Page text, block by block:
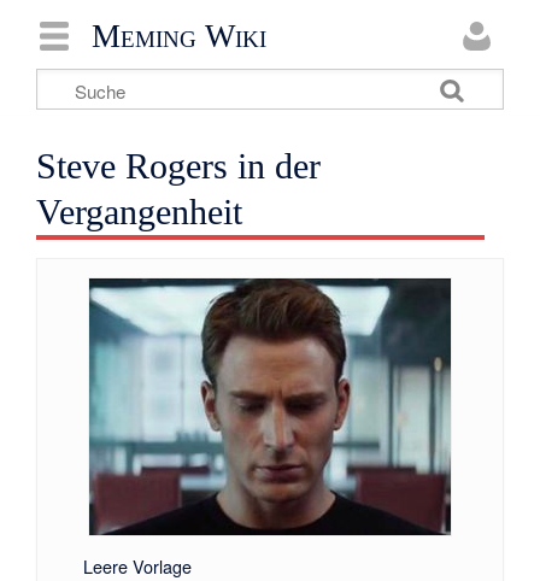
Meming Wiki
Steve Rogers in der
Vergangenheit
Leere Vorlage